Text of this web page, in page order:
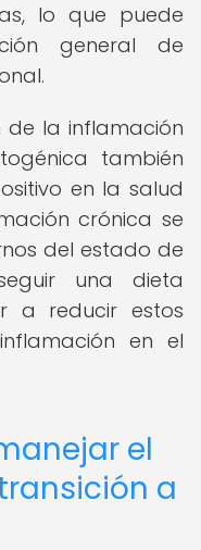
lo que puede
general de
de la inflamación
también
en la salud
crónica se
del estado de
una dieta
a reducir estos
en el
el
a